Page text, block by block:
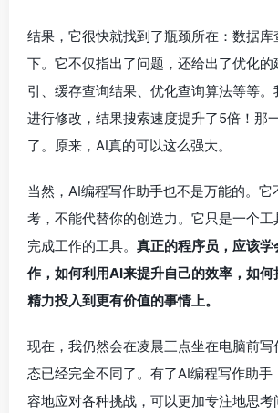
结果，它很快就找到了瓶颈所在：数据
下。它不仅指出了问题，还给出了优化
引、缓存查询结果、优化查询算法等等。
进行修改，结果搜索速度提升了5倍！那
了。原来，AI真的可以这么强大。
当然，AI编程写作助手也不是万能的。它
考，不能代替你的创造力。它只是一个
完成工作的工具。 真正的程序员，应该
作，如何利用AI来提升自己的效率，如
精力投入到更有价值的事情上。
现在，我仍然会在凌晨三点坐在电脑前写
态已经完全不同了。有了AI编程写作助手
容地应对各种挑战，可以更加专注地思考